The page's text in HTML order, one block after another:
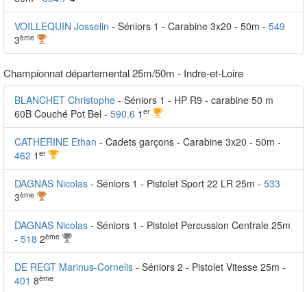
VOILLEQUIN Josselin - Séniors 1 - Carabine 3x20 - 50m - 549
3ème
Championnat départemental 25m/50m - Indre-et-Loire
BLANCHET Christophe - Séniors 1 - HP R9 - carabine 50 m
60B Couché Pot Bel - 590.6 1 er
CATHERINE Ethan - Cadets garçons - Carabine 3x20 - 50m -
462 1 er
DAGNAS Nicolas - Séniors 1 - Pistolet Sport 22 LR 25m - 533
3ème
DAGNAS Nicolas - Séniors 1 - Pistolet Percussion Centrale 25m
- 518 2ème
DE REGT Marinus-Cornelis - Séniors 2 - Pistolet Vitesse 25m -
401 8ème